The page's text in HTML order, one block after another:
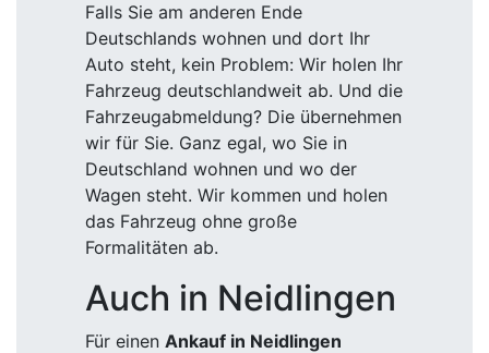
Falls Sie am anderen Ende
Deutschlands wohnen und dort Ihr
Auto steht, kein Problem: Wir holen Ihr
Fahrzeug deutschlandweit ab. Und die
Fahrzeugabmeldung? Die übernehmen
wir für Sie. Ganz egal, wo Sie in
Deutschland wohnen und wo der
Wagen steht. Wir kommen und holen
das Fahrzeug ohne große
Formalitäten ab.
Auch in Neidlingen
Für einen Ankauf in Neidlingen